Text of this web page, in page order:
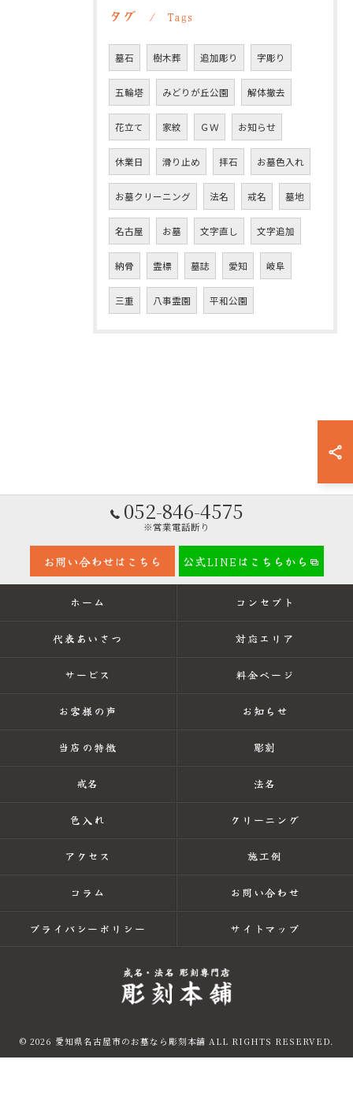
タグ Tags
墓石 樹木葬 追加彫り 字彫り
五輪塔 みどりが丘公園 解体撤去
花立て 家紋 ＧＷ お知らせ
休業日 滑り止め 拝石 お墓色入れ
お墓クリーニング 法名 戒名 墓地
名古屋 お墓 文字直し 文字追加
納骨 霊標 墓誌 愛知 岐阜
三重 八事霊園 平和公園
052-846-4575
※営業電話断り
お問い合わせはこちら 公式LINEはこちらから
ホーム コンセプト
代表あいさつ 対応エリア
サービス 料金ページ
お客様の声 お知らせ
当店の特徴 彫刻
戒名 法名
色入れ クリーニング
アクセス 施工例
コラム お問い合わせ
プライバシーポリシー サイトマップ
© 2026 愛知県名古屋市のお墓なら彫刻本舗 ALL RIGHTS RESERVED.